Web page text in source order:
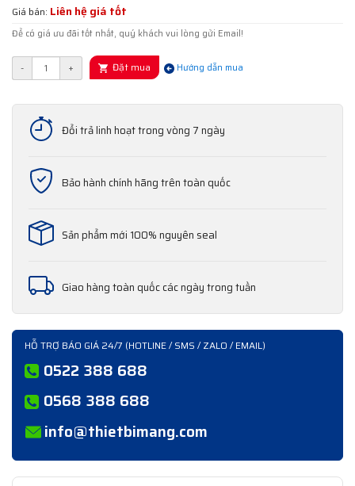
Giá bán: Liên hệ giá tốt
Để có giá ưu đãi tốt nhất, quý khách vui lòng gửi Email!
- + Đặt mua Hướng dẫn mua
Đổi trả linh hoạt trong vòng 7 ngày
Bảo hành chính hãng trên toàn quốc
Sản phẩm mới 100% nguyên seal
Giao hàng toàn quốc các ngày trong tuần
HỖ TRỢ BÁO GIÁ 24/7 (HOTLINE / SMS / ZALO / EMAIL)
0522 388 688
0568 388 688
info@thietbimang.com